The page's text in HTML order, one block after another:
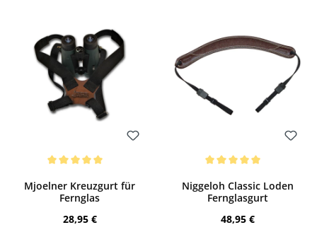
Mjoelner Kreuzgurt für
Fernglas
Regulärer Preis:
28,95 €
Niggeloh Classic Loden
Fernglasgurt
Regulärer Preis:
48,95 €